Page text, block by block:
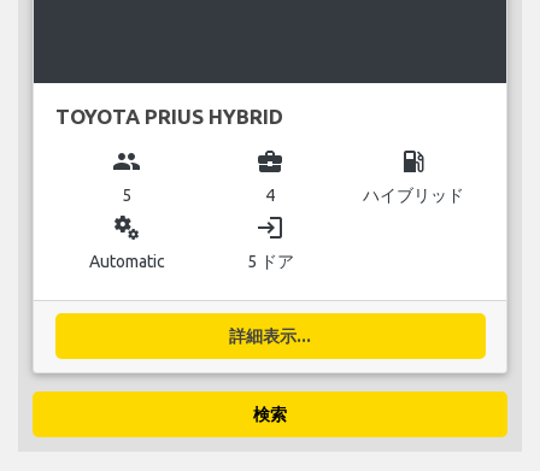
TOYOTA PRIUS HYBRID
group
5
business_center
4
local_gas_station
ハイブリッド
miscellaneous_services
Automatic
login
5 ドア
詳細表示...
検索